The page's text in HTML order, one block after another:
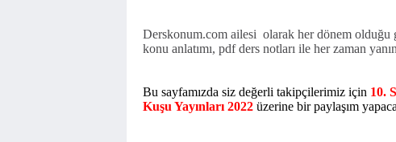
Derskonum.com ailesi olarak her dönem olduğu
konu anlatımı, pdf ders notları ile her zaman
Bu sayfamızda siz değerli takipçilerimiz için 10.
Kuşu Yayınları 2022 üzerine bir paylaşım